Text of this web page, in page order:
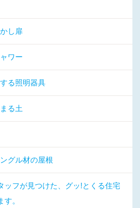
し扉
ワー
る照明器具
る土
グル材の屋根
ッフが見つけた、グッ!とくる住宅
。